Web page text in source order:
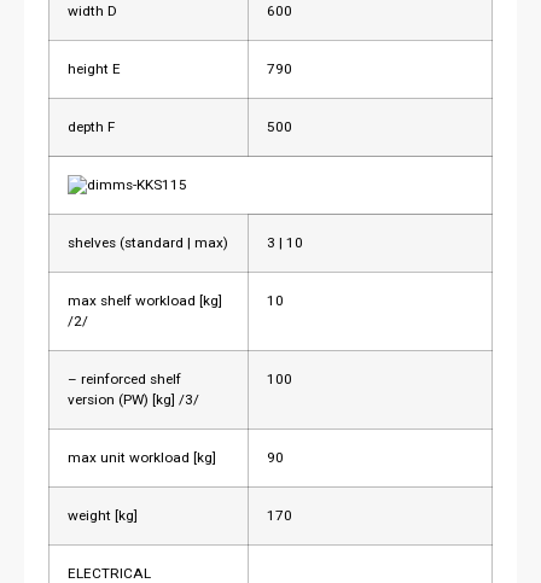
width D 600
height E 790
depth F 500
shelves (standard | max) 3 | 10
max shelf workload [kg]
/2/
10
– reinforced shelf
version (PW) [kg] /3/
100
max unit workload [kg] 90
weight [kg] 170
ELECTRICAL